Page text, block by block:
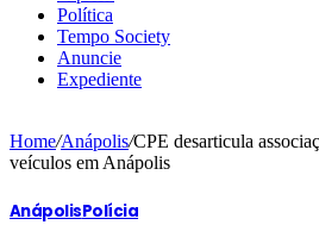
Política
Tempo Society
Anuncie
Expediente
Home/Anápolis/CPE desarticula
veículos em Anápolis
AnápolisPolícia